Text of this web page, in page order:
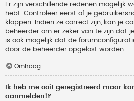
Er zijn verschillende redenen mogelijk
hebt. Controleer eerst of je
kloppen. Indien ze correct zijn, kan je
beheerder om er zeker van te zijn dat
is ook mogelijk dat de
door de beheerder opgelost worden.
Omhoog
Ik heb me ooit geregistreerd maar
aanmelden!?